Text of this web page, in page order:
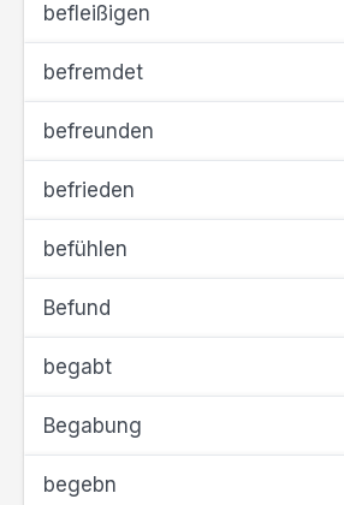
befleißigen
befremdet
befreunden
befrieden
befühlen
Befund
begabt
Begabung
begebn